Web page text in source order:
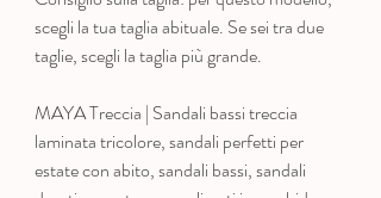
scegli la tua taglia abituale. Se sei tra due
taglie, scegli la taglia più grande.
MAYA Treccia | Sandali bassi treccia
laminata tricolore, sandali perfetti per
estate con abito, sandali bassi, sandali